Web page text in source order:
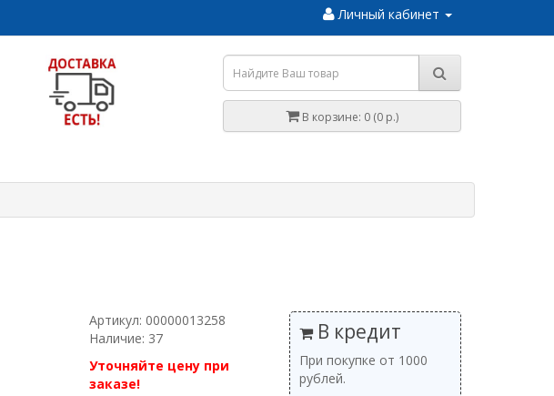
Личный кабинет
В корзине: 0 (0 р.)
Артикул: 00000013258
Наличие: 37
Уточняйте цену при
заказе!
В кредит
При покупке от 1000
рублей.